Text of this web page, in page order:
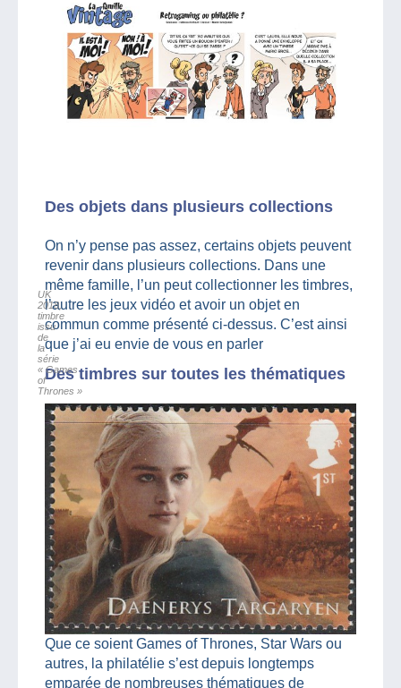
Des objets dans plusieurs collections
On n’y pense pas assez, certains objets peuvent
revenir dans plusieurs collections. Dans une
même famille, l’un peut collectionner les timbres,
l’autre les jeux vidéo et avoir un objet en
commun comme présenté ci-dessus. C’est ainsi
que j’ai eu envie de vous en parler
Des timbres sur toutes les thématiques
UK
2018,
timbre
issu
de
la
série
« Games
of
Thrones »
Que ce soient Games of Thrones, Star Wars ou
autres, la philatélie s’est depuis longtemps
emparée de nombreuses thématiques de